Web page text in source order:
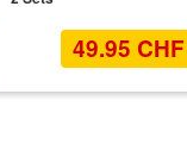
49.95 CHF